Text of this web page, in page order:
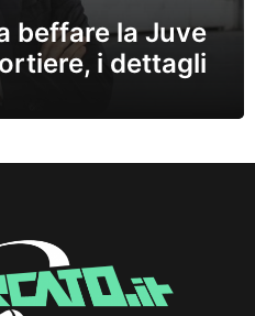
beffare la Juve
i dettagli